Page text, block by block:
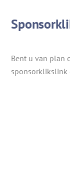
Bent u van plan
sponsorklikslink